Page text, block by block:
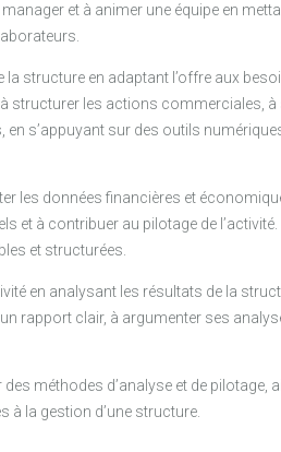
et à animer une équipe en
structure en adaptant l’offre aux
structurer les actions commerciales,
s’appuyant sur des outils
les données financières et
et à contribuer au pilotage de
et structurées.
en analysant les résultats de la
rapport clair, à argumenter ses
méthodes d’analyse et de pilotage,
la gestion d’une structure.